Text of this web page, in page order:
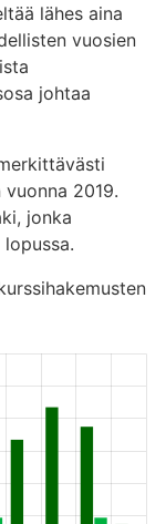
lähes aina
vuosien
johtaa
2019.
jonka